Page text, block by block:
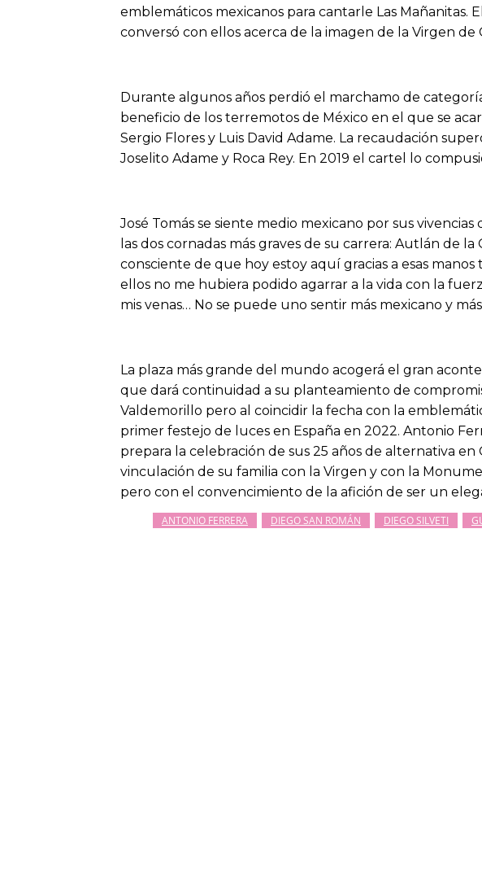
emblemáticos mexicanos para cantarle Las Mañanitas.
conversó con ellos acerca de la imagen de la Virgen
Durante algunos años perdió el marchamo de
beneficio de los terremotos de México en el que se
Sergio Flores y Luis David Adame. La recaudación
Joselito Adame y Roca Rey. En 2019 el cartel lo
José Tomás se siente medio mexicano por sus
las dos cornadas más graves de su carrera: Autlán de
consciente de que hoy estoy aquí gracias a esas
ellos no me hubiera podido agarrar a la vida con la
mis venas… No se puede uno sentir más mexicano y
La plaza más grande del mundo acogerá el gran
que dará continuidad a su planteamiento de
Valdemorillo pero al coincidir la fecha con la
primer festejo de luces en España en 2022. Antonio
prepara la celebración de sus 25 años de alternativa
vinculación de su familia con la Virgen y con la
pero con el convencimiento de la afición de ser un
ANTONIO FERRERA DIEGO SAN ROMÁN DIEGO SILVETI